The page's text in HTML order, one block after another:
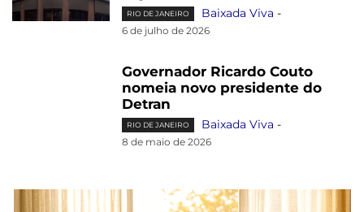
RIO DE JANEIRO Baixada Viva -
6 de julho de 2026
Governador Ricardo Couto
nomeia novo presidente do
Detran
RIO DE JANEIRO Baixada Viva -
8 de maio de 2026